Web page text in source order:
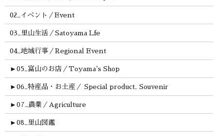
02_イベント／Event
03_里山生活／Satoyama Lfe
04_地域行事／Regional Event
► 05_富山のお店／Toyama's Shop
► 06_特産品・お土産／ Special product, Souvenir
► 07_農業／Agriculture
► 08_里山図鑑